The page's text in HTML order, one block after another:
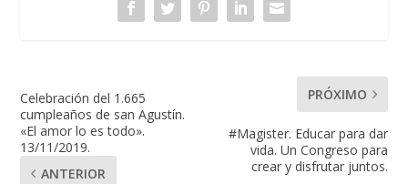
Celebración del 1.665
cumpleaños de san Agustín.
«El amor lo es todo».
13/11/2019.
ANTERIOR
PRÓXIMO
#Magister. Educar para dar
vida. Un Congreso para
crear y disfrutar juntos.